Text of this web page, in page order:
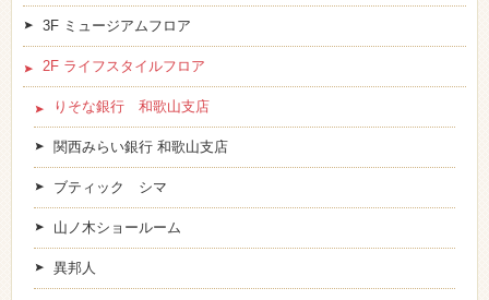
3F ミュージアムフロア
2F ライフスタイルフロア
りそな銀行 和歌山支店
関西みらい銀行 和歌山支店
ブティック シマ
山ノ木ショールーム
異邦人